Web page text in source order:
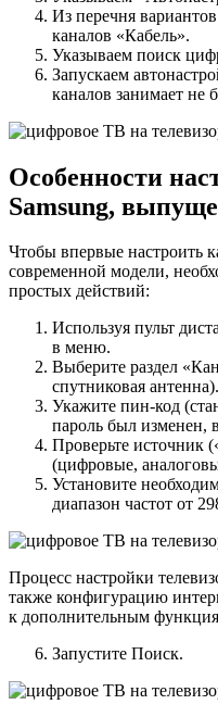
Из перечня
каналов «Кабель».
Указываем поиск
Запускаем
каналов занимает не
Особенности
Samsung,
Чтобы впервые настроить
современной модели,
простых действий:
Используя пульт
в меню.
Выберите раздел
спутниковая антенна).
Укажите пин-код
пароль был изменен,
Проверьте источник
(цифровые,
Установите
диапазон частот от
Процесс настройки
также конфигурацию
к дополнительным
Запустите Поиск.